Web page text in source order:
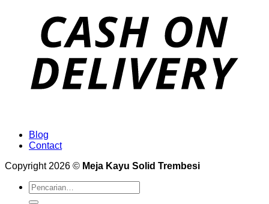
Blog
Contact
Copyright 2026 © Meja Kayu Solid Trembesi
Pencarian
untuk: